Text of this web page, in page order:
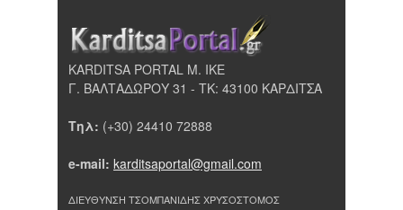
KARDITSA PORTAL Μ. ΙΚΕ
Γ. ΒΑΛΤΑΔΩΡΟΥ 31 - ΤΚ: 43100 ΚΑΡΔΙΤΣΑ
Τηλ: (+30) 24410 72888
e-mail: karditsaportal@gmail.com
ΔΙΕΥΘΥΝΣΗ ΤΣΟΜΠΑΝΙΔΗΣ ΧΡΥΣΟΣΤΟΜΟΣ